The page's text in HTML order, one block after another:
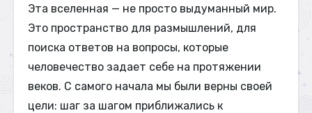
Эта вселенная — не просто выдуманный мир.
Это пространство для размышлений, для
поиска ответов на вопросы, которые
человечество задает себе на протяжении
веков. С самого начала мы были верны своей
цели: шаг за шагом приближались к